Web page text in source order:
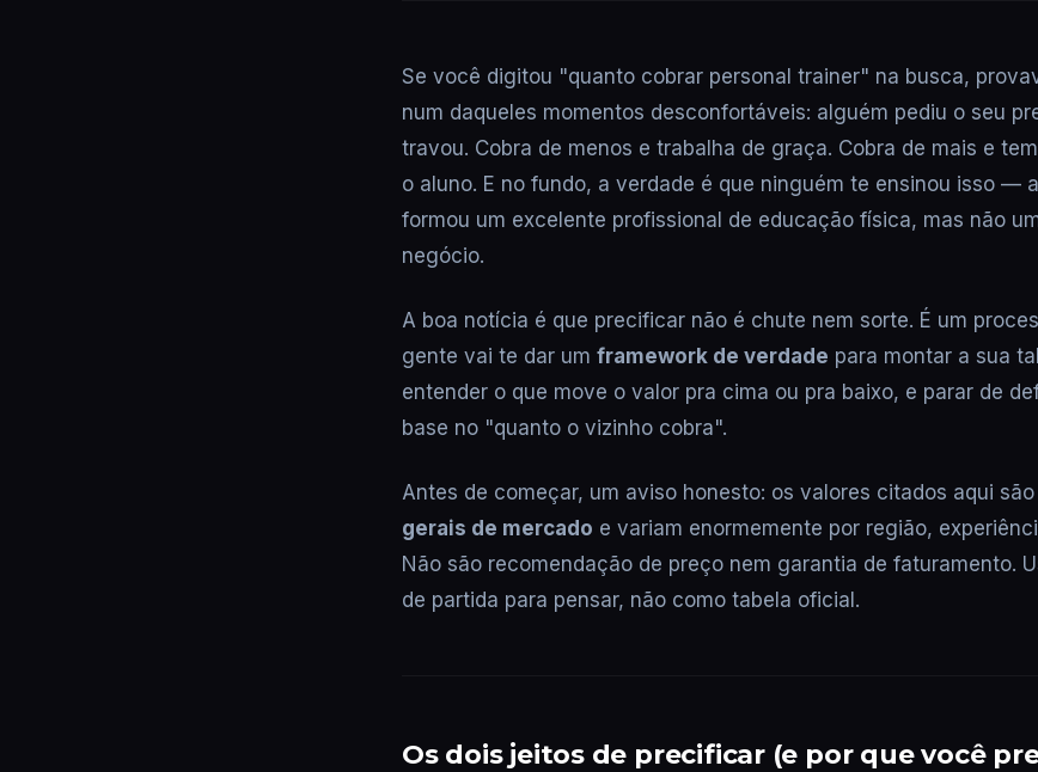
Se você digitou "quanto cobrar personal trainer" na busca,
num daqueles momentos desconfortáveis: alguém pediu o seu
travou. Cobra de menos e trabalha de graça. Cobra de mais e
o aluno. E no fundo, a verdade é que ninguém te ensinou isso —
formou um excelente profissional de educação física, mas não
negócio.
A boa notícia é que precificar não é chute nem sorte. É um
gente vai te dar um framework de verdade para montar a sua
entender o que move o valor pra cima ou pra baixo, e parar de
base no "quanto o vizinho cobra".
Antes de começar, um aviso honesto: os valores citados aqui são
gerais de mercado e variam enormemente por região,
Não são recomendação de preço nem garantia de faturamento.
de partida para pensar, não como tabela oficial.
Os dois jeitos de precificar (e por que você